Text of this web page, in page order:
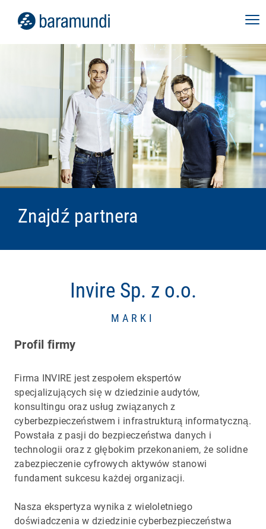
Znajdź partnera
Invire Sp. z o.o.
MARKI
Profil firmy
Firma INVIRE jest zespołem ekspertów
specjalizujących się w dziedzinie audytów,
konsultingu oraz usług związanych z
cyberbezpieczeństwem i infrastrukturą informatyczną.
Powstała z pasji do bezpieczeństwa danych i
technologii oraz z głębokim przekonaniem, że solidne
zabezpieczenie cyfrowych aktywów stanowi
fundament sukcesu każdej organizacji.
Nasza ekspertyza wynika z wieloletniego
doświadczenia w dziedzinie cyberbezpieczeństwa